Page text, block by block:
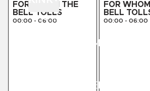
DJ'S
PROGRAMMERING
KINK PRESENTS
FOR WHOM THE
BELL TOLLS
00:00 - 06:00
FOR
BELL
00:00 - 06:00